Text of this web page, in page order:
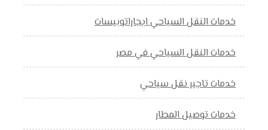
خدمات النقل السياحي ايجاراتوبيسات
خدمات النقل السياحي في مصر
خدمات تاجير نقل سياحي
خدمات توصيل المطار